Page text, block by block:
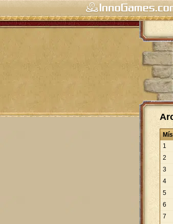
1
2
3
4
5
6
7